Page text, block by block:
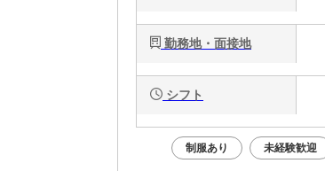
勤務地・面接地
シフト
制服あり 未経験歓迎